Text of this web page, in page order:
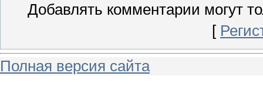
Добавлять комментарии могут
[
Полная версия сайта